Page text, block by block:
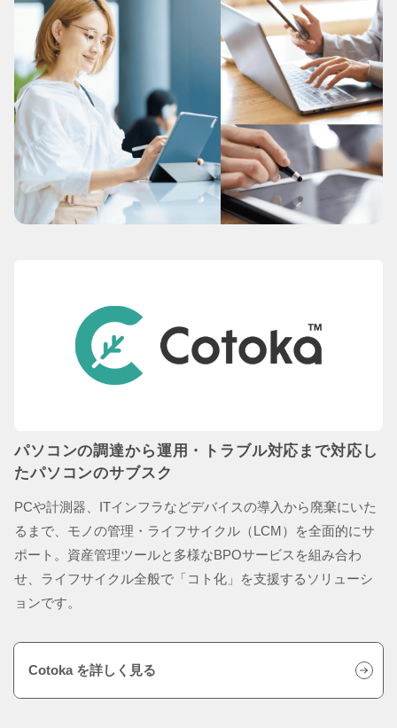
パソコンの調達から運用・トラブル対応まで対応し
たパソコンのサブスク
PCや計測器、ITインフラなどデバイスの導入から廃棄にいた
るまで、モノの管理・ライフサイクル（LCM）を全面的にサ
ポート。資産管理ツールと多様なBPOサービスを組み合わ
せ、ライフサイクル全般で「コト化」を支援するソリューシ
ョンです。
Cotoka を詳しく見る